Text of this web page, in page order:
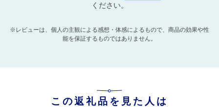
ください。
※レビューは、個人の主観による感想・体感によるもので、商品の効果や性
能を保証するものではありません。
この返礼品を見た人は